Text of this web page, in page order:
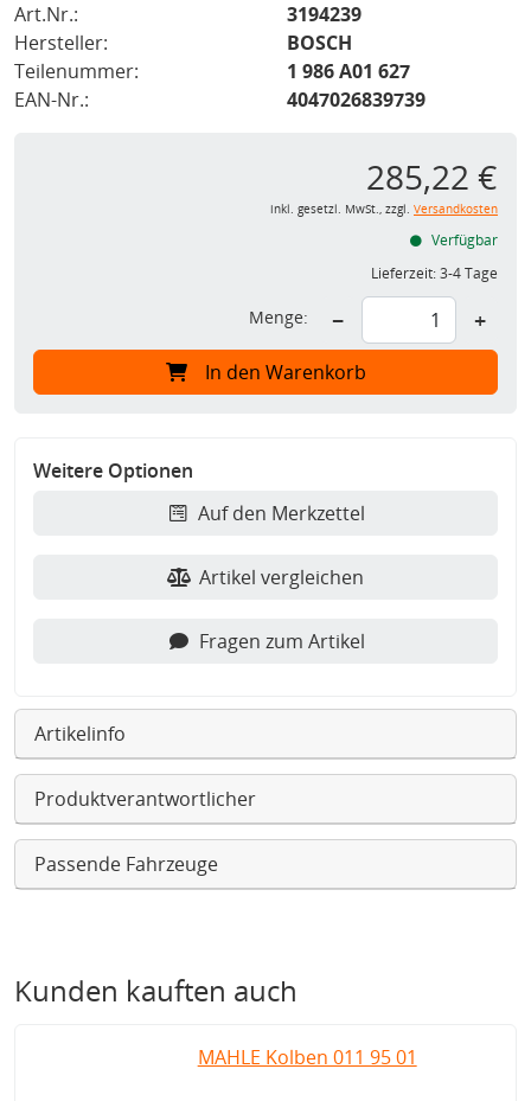
Art.Nr.:
3194239
Hersteller:
BOSCH
Teilenummer:
1 986 A01 627
EAN-Nr.:
4047026839739
285,22 €
inkl. gesetzl. MwSt., zzgl. Versandkosten
Verfügbar
Lieferzeit:3-4 Tage
Menge: − +
In den Warenkorb
Weitere Optionen
Auf den Merkzettel
Artikel vergleichen
Fragen zum Artikel
Artikelinfo
Produktverantwortlicher
Passende Fahrzeuge
Kunden kauften auch
MAHLE Kolben 011 95 01